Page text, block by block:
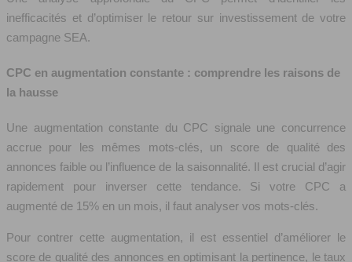
inefficacités et d’optimiser le retour sur investissement de votre
campagne SEA.
CPC en augmentation constante : comprendre les raisons de
la hausse
Une augmentation constante du CPC signale une concurrence
accrue pour les mêmes mots-clés, un score de qualité des
annonces faible ou l’influence de la saisonnalité. Il est crucial d’agir
rapidement pour inverser cette tendance. Si votre CPC a
augmenté de 15% en un mois, il faut analyser vos mots-clés.
Pour contrer cette augmentation, il est essentiel d’améliorer le
score de qualité des annonces en optimisant la pertinence, le taux